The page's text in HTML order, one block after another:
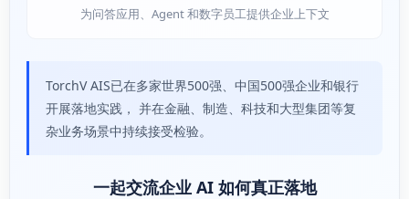
为问答应用、Agent 和数字员工提供企业上下文
TorchV AIS已在多家世界500强、中国500强企业和银行
开展落地实践， 并在金融、制造、科技和大型集团等复
杂业务场景中持续接受检验。
一起交流企业 AI 如何真正落地